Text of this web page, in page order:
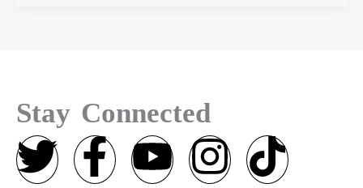
Stay Connected
T
F
Y
I
T